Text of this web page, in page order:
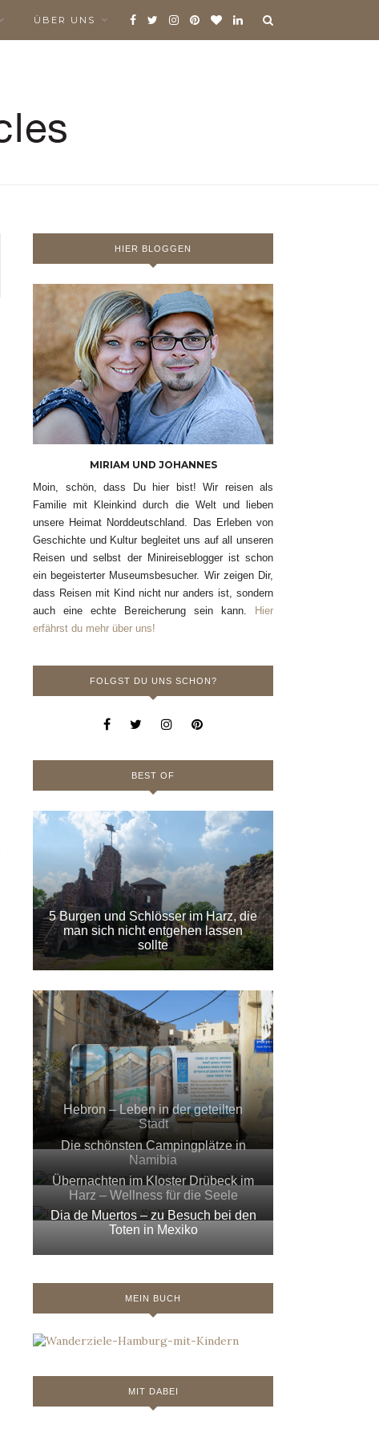
ÜBER UNS
HIER BLOGGEN
MIRIAM UND JOHANNES
Moin, schön, dass Du hier bist! Wir reisen als
Familie mit Kleinkind durch die Welt und lieben
unsere Heimat Norddeutschland. Das Erleben von
Geschichte und Kultur begleitet uns auf all unseren
Reisen und selbst der Minireiseblogger ist schon
ein begeisterter Museumsbesucher. Wir zeigen Dir,
dass Reisen mit Kind nicht nur anders ist, sondern
auch eine echte Bereicherung sein kann.
Hier
erfährst du mehr über uns!
FOLGST DU UNS SCHON?
BEST OF
5 Burgen und Schlösser im Harz, die
man sich nicht entgehen lassen
sollte
Hebron – Leben in der geteilten
Stadt
Die schönsten Campingplätze in
Namibia
Übernachten im Kloster Drübeck im
Harz – Wellness für die Seele
Dia de Muertos – zu Besuch bei den
Toten in Mexiko
MEIN BUCH
MIT DABEI